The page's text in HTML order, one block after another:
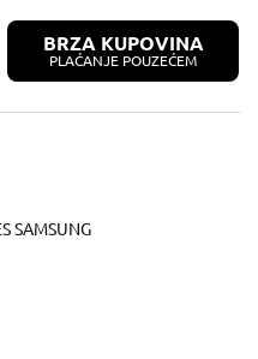
BRZA KUPOVINA
PLAĆANJE POUZEĆEM
SAMSUNG